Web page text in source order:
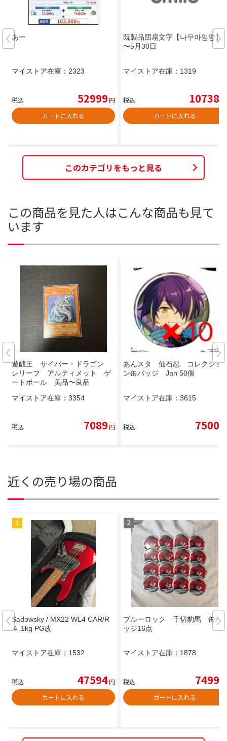
あー
マイストア在庫： 2323
税込 52999円
カートに入れる
既製品団扇文字【나우아임영】
〜5月30日
マイストア在庫： 1319
税込 10738
カートに入れる
このカテゴリをもっと見る
この商品を見た人はこんな商品も見て
います
遊戯王 サイバー・ドラゴン
レリーフ アルティメット ゲ
ートボール 美品〜良品
マイストア在庫： 3354
税込 7089円
あんスタ 仙石忍 コレクショ
ン缶バッジ Jan 50個
マイストア在庫： 3615
税込 7500
近くの売り場の商品
Sadowsky / MX22 WL4 CAR/R
４.1kg PG改
マイストア在庫： 1532
税込 47594円
カートに入れる
ブルーロック 千切豹馬 缶バ
ッジ16点
マイストア在庫： 1878
税込 7499
カートに入れる